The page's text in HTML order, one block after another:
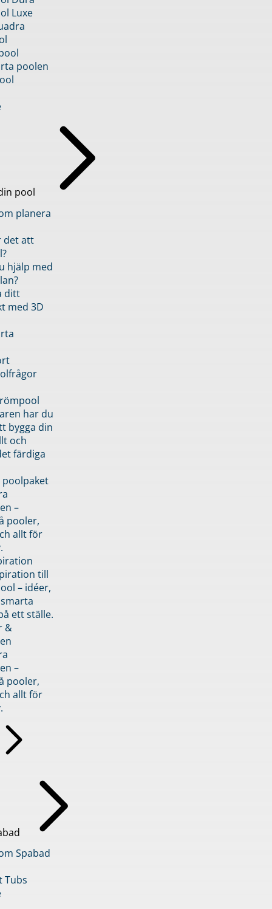
Luxe
poolen
pool
planera
det att
hjälp med
ditt
med 3D
har du
bygga din
och
färdiga
–
pooler,
allt för
till
– idéer,
ett ställe.
&
–
pooler,
allt för
Spabad
Tubs